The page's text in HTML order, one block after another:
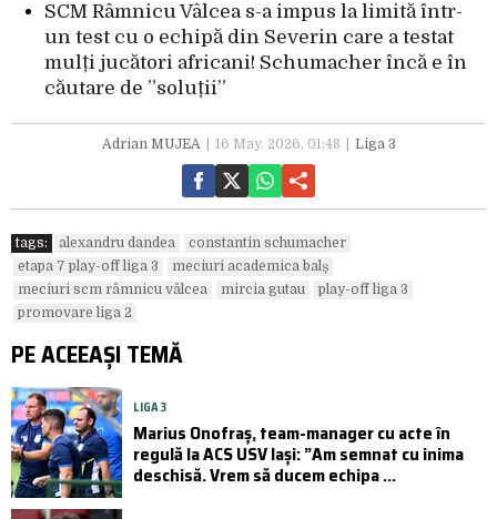
SCM Râmnicu Vâlcea s-a impus la limită într-
un test cu o echipă din Severin care a testat
mulți jucători africani! Schumacher încă e în
căutare de ”soluții”
Adrian MUJEA 16 May. 2026, 01:48 Liga 3
tags: alexandru dandea
constantin schumacher
etapa 7 play-off liga 3
meciuri academica balș
meciuri scm râmnicu vâlcea
mircia gutau
play-off liga 3
promovare liga 2
PE ACEEAȘI TEMĂ
LIGA 3
Marius Onofraș, team-manager cu acte în
regulă la ACS USV Iași: ”Am semnat cu inima
deschisă. Vrem să ducem echipa ...